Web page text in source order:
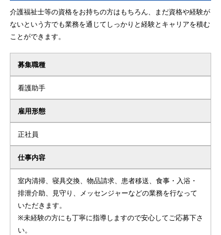
介護福祉士等の資格をお持ちの方はもちろん、まだ資格や経験が
ないという方でも業務を通じてしっかりと経験とキャリアを積む
ことができます。
募集職種
看護助手
雇用形態
正社員
仕事内容
室内清掃、寝具交換、物品請求、患者移送、食事・入浴・
排泄介助、見守り、メッセンジャーなどの業務を行なって
いただきます。
※未経験の方にも丁寧に指導しますので安心してご応募下さ
い。